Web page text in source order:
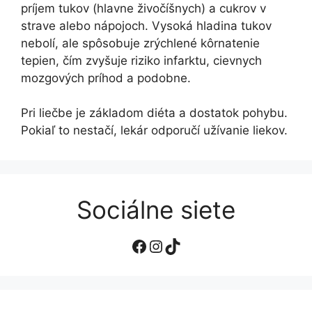
príjem tukov (hlavne živočíšnych) a cukrov v
strave alebo nápojoch. Vysoká hladina tukov
nebolí, ale spôsobuje zrýchlené kôrnatenie
tepien, čím zvyšuje riziko infarktu, cievnych
mozgových príhod a podobne.
Pri liečbe je základom diéta a dostatok pohybu.
Pokiaľ to nestačí, lekár odporučí užívanie liekov.
Sociálne siete
Facebook
Instagram
TikTok